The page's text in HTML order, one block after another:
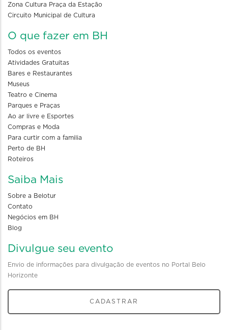
Zona Cultura Praça da Estação
Circuito Municipal de Cultura
O que fazer em BH
Todos os eventos
Atividades Gratuitas
Bares e Restaurantes
Museus
Teatro e Cinema
Parques e Praças
Ao ar livre e Esportes
Compras e Moda
Para curtir com a familia
Perto de BH
Roteiros
Saiba Mais
Sobre a Belotur
Contato
Negócios em BH
Blog
Divulgue seu evento
Envio de informações para divulgação de eventos no Portal Belo
Horizonte
CADASTRAR